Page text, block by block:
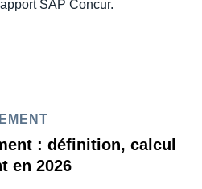
SAP Concur.
: définition, calcul
en 2026